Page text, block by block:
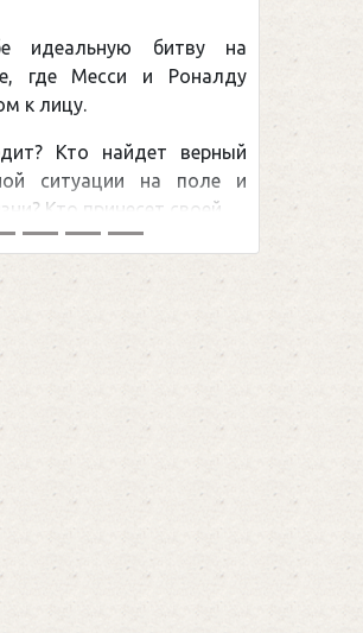
идеальную битву на
где Месси и Роналду
к лицу.
Кто найдет верный
ситуации на поле и
Кто принесет своей ...